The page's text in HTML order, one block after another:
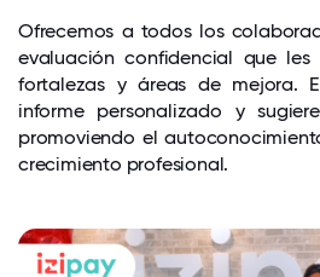
Ofrecemos a todos los
evaluación confidencial que les
fortalezas y áreas de mejora.
informe personalizado y
promoviendo el
crecimiento profesional.